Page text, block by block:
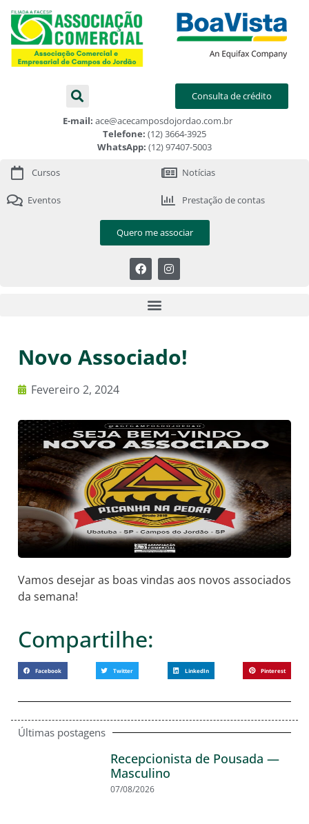
Consulta de crédito
E-mail: ace@acecamposdojordao.com.br
Telefone: (12) 3664-3925
WhatsApp: (12) 97407-5003
Cursos Notícias
Eventos Prestação de contas
Quero me associar
Novo Associado!
Fevereiro 2, 2024
Vamos desejar as boas vindas aos novos associados
da semana!
Compartilhe:
Facebook Twitter LinkedIn Pinterest
Últimas postagens
Recepcionista de Pousada —
Masculino
07/08/2026